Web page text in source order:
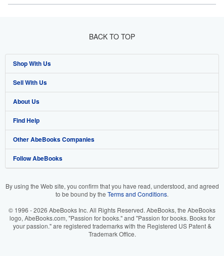
BACK TO TOP
Shop With Us
Advanced Search
Browse Collections
My Account
My Orders
View Basket
Sell With Us
Start Selling
Join Our Affiliate Program
Book Buyback
Refer a seller
About Us
About AbeBooks
Media
Careers
Your Ads Privacy Choices
Find Help
Help
Customer Support
Other AbeBooks Companies
AbeBooks.co.uk
AbeBooks.it
Follow AbeBooks
By using the Web site, you confirm that you have read, understood, and agreed
to be bound by the Terms and Conditions.
© 1996 - 2026 AbeBooks Inc. All Rights Reserved. AbeBooks, the AbeBooks
logo, AbeBooks.com, "Passion for books." and "Passion for books. Books for
your passion." are registered trademarks with the Registered US Patent &
Trademark Office.